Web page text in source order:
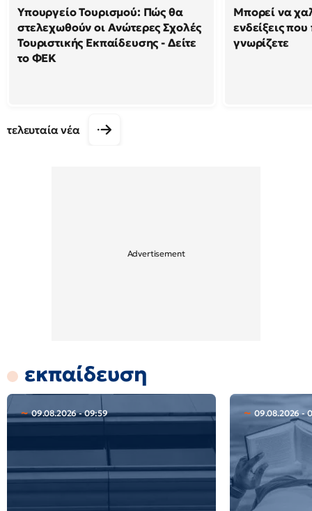
Υπουργείο Τουρισμού: Πώς θα
στελεχωθούν οι Ανώτερες Σχολές
Τουριστικής Εκπαίδευσης - Δείτε
το ΦΕΚ
Μπορεί να
ενδείξεις
γνωρίζετε
τελευταία νέα
εκπαίδευση
09.08.2026 - 09:59 09.08.2026 -